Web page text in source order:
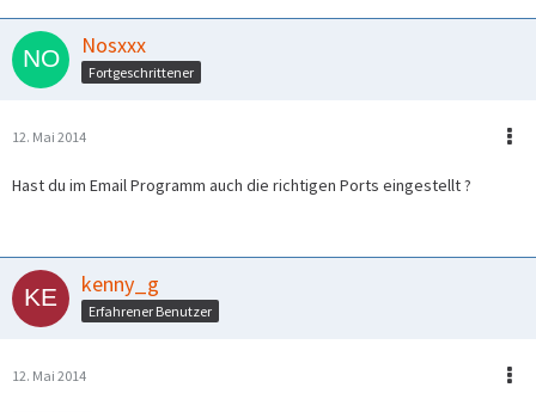
Nosxxx
Fortgeschrittener
12. Mai 2014
Hast du im Email Programm auch die richtigen Ports eingestellt ?
kenny_g
Erfahrener Benutzer
12. Mai 2014